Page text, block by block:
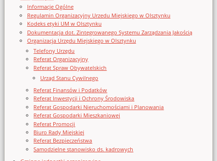
Informacje Ogólne
Regulamin Organizacyjny Urzedu Miejskiego w Olsztynku
Kodeks etyki UM w Olsztynku
Dokumentacja dot. Zintegrowanego Systemu Zarządzania Jakością
Organizacja Urzędu Miejskiego w Olsztynku
Telefony Urzędu
Referat Organizacyjny
Referat Spraw Obywatelskich
Urząd Stanu Cywilnego
Referat Finansów i Podatków
Referat Inwestycji i Ochrony Środowiska
Referat Gospodarki Nieruchomościami i Planowania
Referat Gospodarki Mieszkaniowej
Referat Promocji
Biuro Rady Miejskiej
Referat Bezpieczeństwa
Samodzielne stanowisko ds. kadrowych